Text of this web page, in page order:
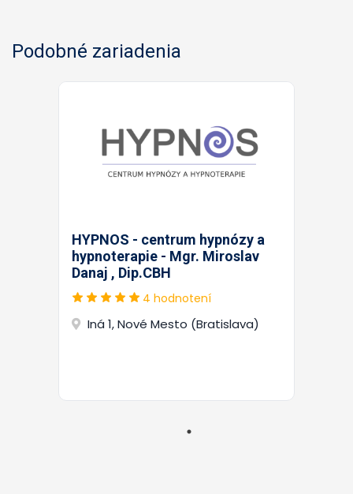
Podobné zariadenia
HYPNOS - centrum hypnózy a
hypnoterapie - Mgr. Miroslav
Danaj , Dip.CBH
4 hodnotení
Iná 1, Nové Mesto (Bratislava)